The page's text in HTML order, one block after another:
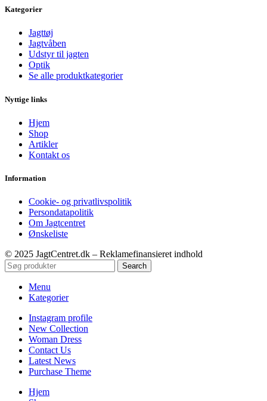
Kategorier
Jagttøj
Jagtvåben
Udstyr til jagten
Optik
Se alle produktkategorier
Nyttige links
Hjem
Shop
Artikler
Kontakt os
Information
Cookie- og privatlivspolitik
Persondatapolitik
Om Jagtcentret
Ønskeliste
© 2025 JagtCentret.dk – Reklamefinansieret indhold
Search
Menu
Kategorier
Instagram profile
New Collection
Woman Dress
Contact Us
Latest News
Purchase Theme
Hjem